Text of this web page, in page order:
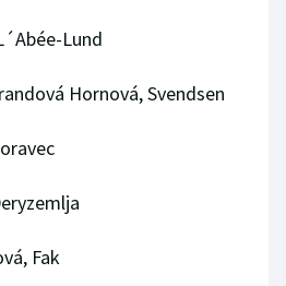
Lund
Hornová, Svendsen
Fak